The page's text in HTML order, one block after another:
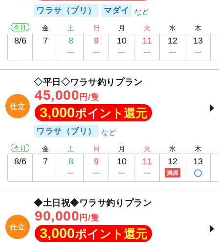
ワラサ（ブリ） マダイ
今日
8/6
金
7
土
8
日
9
月
10
火
11
水
12
木
13
仕立
◇平日◇ワラサ釣りプラン
45,000 円/隻
3,000ポイント還元
ワラサ（ブリ）
今日
8/6
金
7
土
8
日
9
月
10
火
11
水
12
満席
木
13
仕立
◆土日祝◆ワラサ釣りプラン
90,000 円/隻
3,000ポイント還元